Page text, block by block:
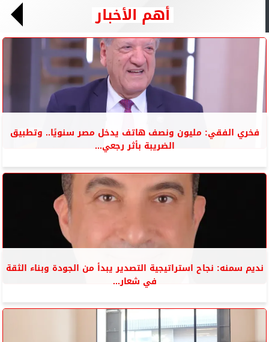
أهم الأخبار
فخري الفقي: مليون ونصف هاتف يدخل مصر سنويًا.. وتطبيق
الضريبة بأثر رجعي...
نديم سمنه: نجاح استراتيجية التصدير يبدأ من الجودة وبناء الثقة
في شعار...